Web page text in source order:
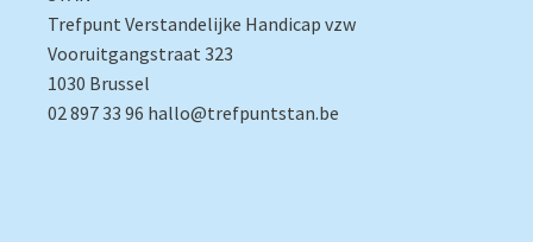
Trefpunt Verstandelijke Handicap vzw
Vooruitgangstraat 323
1030 Brussel
02 897 33 96 hallo@trefpuntstan.be